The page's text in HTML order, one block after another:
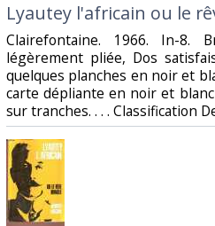
‎Lyautey l'africain ou le
‎Clairefontaine. 1966. In-8.
légèrement pliée, Dos
quelques planches en noir et
carte dépliante en noir et
sur tranches. . . . Classification